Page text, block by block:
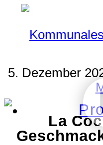
5. Dezember
La